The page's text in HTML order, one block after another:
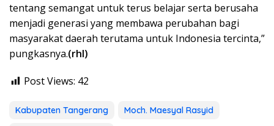
tentang semangat untuk terus belajar serta berusaha
menjadi generasi yang membawa perubahan bagi
masyarakat daerah terutama untuk Indonesia tercinta,”
pungkasnya.(rhl)
Post Views: 42
Kabupaten Tangerang
Moch. Maesyal Rasyid